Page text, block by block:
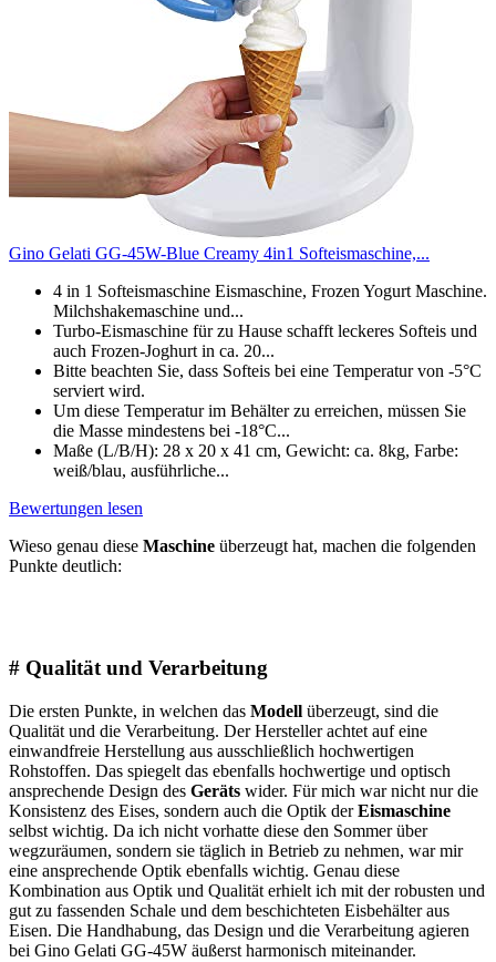
Gino Gelati GG-45W-Blue Creamy 4in1 Softeismaschine,...
4 in 1 Softeismaschine Eismaschine, Frozen Yogurt Maschine.
Milchshakemaschine und...
Turbo-Eismaschine für zu Hause schafft leckeres Softeis und
auch Frozen-Joghurt in ca. 20...
Bitte beachten Sie, dass Softeis bei eine Temperatur von -5°C
serviert wird.
Um diese Temperatur im Behälter zu erreichen, müssen Sie
die Masse mindestens bei -18°C...
Maße (L/B/H): 28 x 20 x 41 cm, Gewicht: ca. 8kg, Farbe:
weiß/blau, ausführliche...
Bewertungen lesen
Wieso genau diese Maschine überzeugt hat, machen die folgenden
Punkte deutlich:
# Qualität und Verarbeitung
Die ersten Punkte, in welchen das Modell überzeugt, sind die
Qualität und die Verarbeitung. Der Hersteller achtet auf eine
einwandfreie Herstellung aus ausschließlich hochwertigen
Rohstoffen. Das spiegelt das ebenfalls hochwertige und optisch
ansprechende Design des Geräts wider. Für mich war nicht nur die
Konsistenz des Eises, sondern auch die Optik derEismaschine
selbst wichtig. Da ich nicht vorhatte diese den Sommer über
wegzuräumen, sondern sie täglich in Betrieb zu nehmen, war mir
eine ansprechende Optik ebenfalls wichtig. Genau diese
Kombination aus Optik und Qualität erhielt ich mit der robusten und
gut zu fassenden Schale und dem beschichteten Eisbehälter aus
Eisen. Die Handhabung, das Design und die Verarbeitung agieren
bei Gino Gelati GG-45W äußerst harmonisch miteinander.